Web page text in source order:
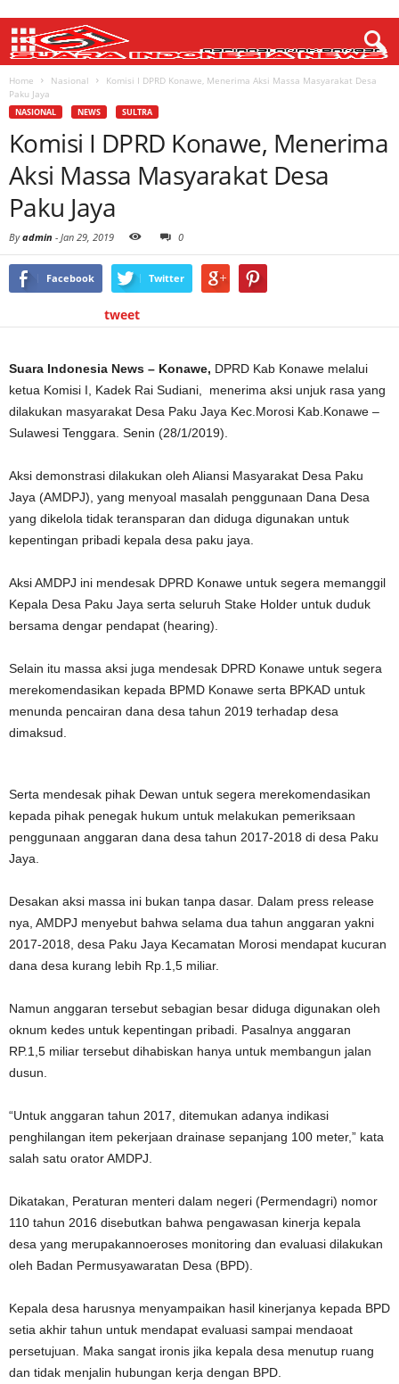
Home Nasional
Komisi I DPRD Konawe, Menerima Aksi Massa Masyarakat Desa
Paku Jaya
NASIONAL NEWS SULTRA
Komisi I DPRD Konawe, Menerima
Aksi Massa Masyarakat Desa
Paku Jaya
Byadmin - Jan 29, 2019 0
Facebook Twitter
tweet
Suara Indonesia News – Konawe, DPRD Kab Konawe melalui
ketua Komisi I, Kadek Rai Sudiani, menerima aksi unjuk rasa yang
dilakukan masyarakat Desa Paku Jaya Kec.Morosi Kab.Konawe –
Sulawesi Tenggara. Senin (28/1/2019).
Aksi demonstrasi dilakukan oleh Aliansi Masyarakat Desa Paku
Jaya (AMDPJ), yang menyoal masalah penggunaan Dana Desa
yang dikelola tidak teransparan dan diduga digunakan untuk
kepentingan pribadi kepala desa paku jaya.
Aksi AMDPJ ini mendesak DPRD Konawe untuk segera memanggil
Kepala Desa Paku Jaya serta seluruh Stake Holder untuk duduk
bersama dengar pendapat (hearing).
Selain itu massa aksi juga mendesak DPRD Konawe untuk segera
merekomendasikan kepada BPMD Konawe serta BPKAD untuk
menunda pencairan dana desa tahun 2019 terhadap desa
dimaksud.
Serta mendesak pihak Dewan untuk segera merekomendasikan
kepada pihak penegak hukum untuk melakukan pemeriksaan
penggunaan anggaran dana desa tahun 2017-2018 di desa Paku
Jaya.
Desakan aksi massa ini bukan tanpa dasar. Dalam press release
nya, AMDPJ menyebut bahwa selama dua tahun anggaran yakni
2017-2018, desa Paku Jaya Kecamatan Morosi mendapat kucuran
dana desa kurang lebih Rp.1,5 miliar.
Namun anggaran tersebut sebagian besar diduga digunakan oleh
oknum kedes untuk kepentingan pribadi. Pasalnya anggaran
RP.1,5 miliar tersebut dihabiskan hanya untuk membangun jalan
dusun.
“Untuk anggaran tahun 2017, ditemukan adanya indikasi
penghilangan item pekerjaan drainase sepanjang 100 meter,” kata
salah satu orator AMDPJ.
Dikatakan, Peraturan menteri dalam negeri (Permendagri) nomor
110 tahun 2016 disebutkan bahwa pengawasan kinerja kepala
desa yang merupakannoeroses monitoring dan evaluasi dilakukan
oleh Badan Permusyawaratan Desa (BPD).
Kepala desa harusnya menyampaikan hasil kinerjanya kepada BPD
setia akhir tahun untuk mendapat evaluasi sampai mendaoat
persetujuan. Maka sangat ironis jika kepala desa menutup ruang
dan tidak menjalin hubungan kerja dengan BPD.